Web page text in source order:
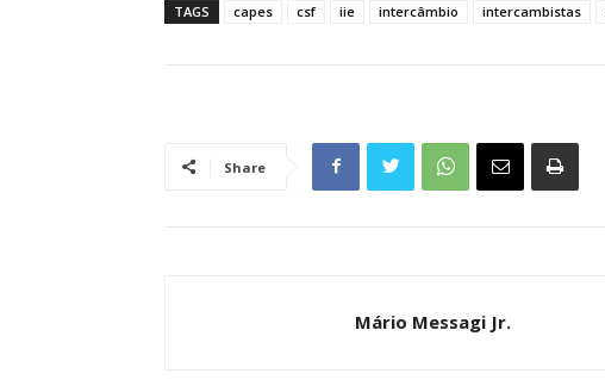
TAGS capes csf iie intercâmbio intercambistas
Share
Mário Messagi Jr.